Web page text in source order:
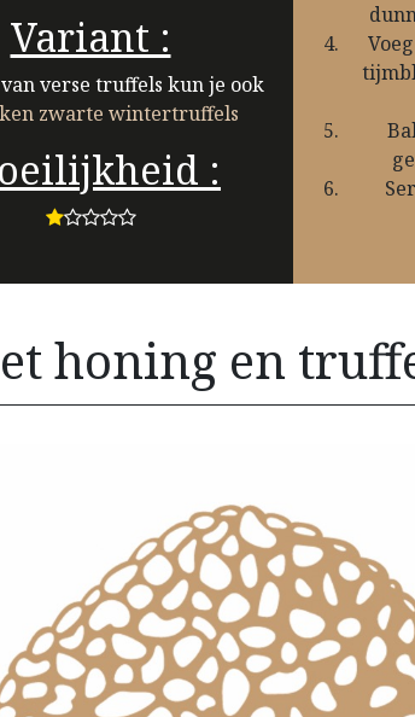
Variant :
verse truffels kun je ook
zwarte wintertruffels
:
honing en